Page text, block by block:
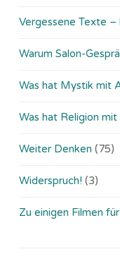
Vergessene Texte
Warum Salon-
Was hat Mystik mit
Was hat Religion
Weiter Denken (75)
Widerspruch! (3)
Zu einigen Filmen